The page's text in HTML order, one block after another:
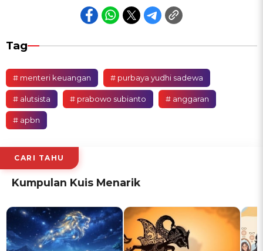
Tag
# menteri keuangan # purbaya yudhi sadewa
# alutsista # prabowo subianto # anggaran
# apbn
CARI TAHU
Kumpulan Kuis Menarik